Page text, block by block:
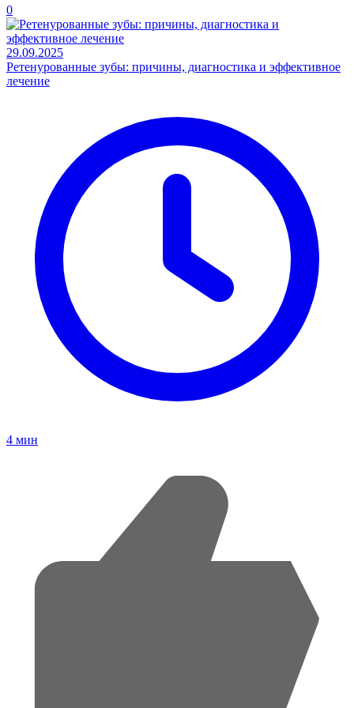
0
29.09.2025
Ретенурованные зубы: причины, диагностика и эффективное
лечение
4 мин